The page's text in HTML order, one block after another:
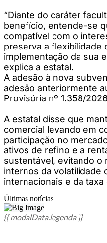
“Diante do caráter
benefício, entende-se
compatível com o
preserva a flexibilidade
implementação da sua
explica a estatal.
A adesão à nova
adesão anteriormente
Provisória nº 1.358/
A estatal disse que
comercial levando em
participação no
ativos de refino e a
sustentável, evitando o
internos da volatilidade
internacionais e da taxa
Últimas notícias
{{ modalData.legenda }}